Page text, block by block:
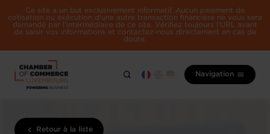
Ce site a un but exclusivement informatif. Aucun paiement de
cotisation ou exécution d'une autre transaction financière ne vous sera
demandé par l'intermédiaire de ce site. Vérifiez toujours l'URL avant
de saisir vos informations et contactez-nous directement en cas de
doute.
Navigation
Retour à la liste